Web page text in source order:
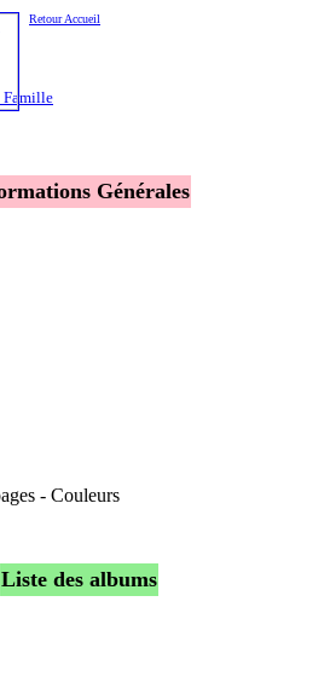
Famille
Générales
- Couleurs
Liste des albums
Retour Accueil